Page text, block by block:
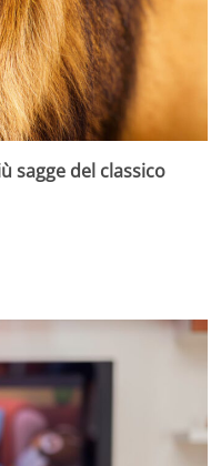
sagge del classico